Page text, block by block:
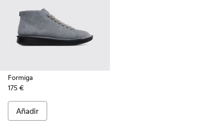
Formiga
175 €
Añadir